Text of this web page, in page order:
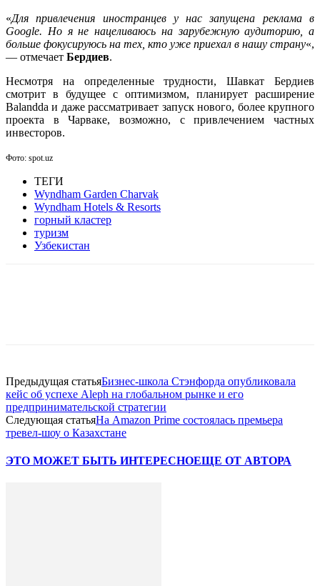
«Для привлечения иностранцев у нас запущена реклама в
Google. Но я не нацеливаюсь на зарубежную аудиторию, а
больше фокусируюсь на тех, кто уже приехал в нашу страну«,
— отмечает Бердиев.
Несмотря на определенные трудности, Шавкат Бердиев
смотрит в будущее с оптимизмом, планирует расширение
Balandda и даже рассматривает запуск нового, более крупного
проекта в Чарваке, возможно, с привлечением частных
инвесторов.
Фото: spot.uz
ТЕГИ
Wyndham Garden Charvak
Wyndham Hotels & Resorts
горный кластер
туризм
Узбекистан
Предыдущая статьяБизнес-школа Стэнфорда опубликовала
кейс об успехе Aleph на глобальном рынке и его
предпринимательской стратегии
Следующая статьяНа Amazon Prime состоялась премьера
тревел-шоу о Казахстане
ЭТО МОЖЕТ БЫТЬ ИНТЕРЕСНОЕЩЕ ОТ АВТОРА